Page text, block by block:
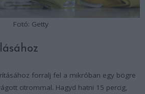
Fotó: Getty
forralj fel a mikróban egy bögre
citrommal. Hagyd hatni 15 percig,